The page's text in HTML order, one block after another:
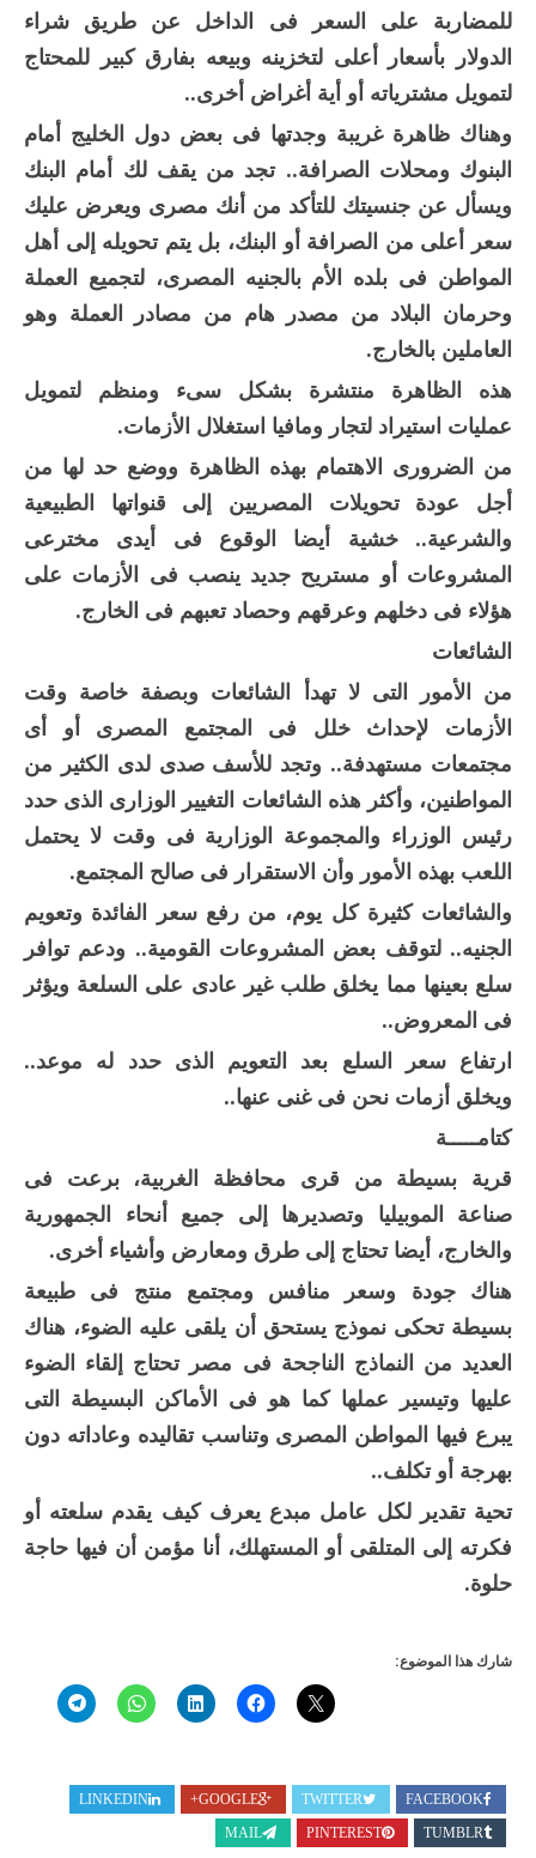
للمضاربة على السعر فى الداخل عن طريق شراء
الدولار بأسعار أعلى لتخزينه وبيعه بفارق كبير للمحتاج
لتمويل مشترياته أو أية أغراض أخرى..
وهناك ظاهرة غريبة وجدتها فى بعض دول الخليج أمام
البنوك ومحلات الصرافة.. تجد من يقف لك أمام البنك
ويسأل عن جنسيتك للتأكد من أنك مصرى ويعرض عليك
سعر أعلى من الصرافة أو البنك، بل يتم تحويله إلى أهل
المواطن فى بلده الأم بالجنيه المصرى، لتجميع العملة
وحرمان البلاد من مصدر هام من مصادر العملة وهو
العاملين بالخارج.
هذه الظاهرة منتشرة بشكل سىء ومنظم لتمويل
عمليات استيراد لتجار ومافيا استغلال الأزمات.
من الضرورى الاهتمام بهذه الظاهرة ووضع حد لها من
أجل عودة تحويلات المصريين إلى قنواتها الطبيعية
والشرعية.. خشية أيضا الوقوع فى أيدى مخترعى
المشروعات أو مستريح جديد ينصب فى الأزمات على
هؤلاء فى دخلهم وعرقهم وحصاد تعبهم فى الخارج.
الشائعات
من الأمور التى لا تهدأ الشائعات وبصفة خاصة وقت
الأزمات لإحداث خلل فى المجتمع المصرى أو أى
مجتمعات مستهدفة.. وتجد للأسف صدى لدى الكثير من
المواطنين، وأكثر هذه الشائعات التغيير الوزارى الذى حدد
رئيس الوزراء والمجموعة الوزارية فى وقت لا يحتمل
اللعب بهذه الأمور وأن الاستقرار فى صالح المجتمع.
والشائعات كثيرة كل يوم، من رفع سعر الفائدة وتعويم
الجنيه.. لتوقف بعض المشروعات القومية.. ودعم توافر
سلع بعينها مما يخلق طلب غير عادى على السلعة ويؤثر
فى المعروض..
ارتفاع سعر السلع بعد التعويم الذى حدد له موعد..
ويخلق أزمات نحن فى غنى عنها..
كتامـــــة
قرية بسيطة من قرى محافظة الغربية، برعت فى
صناعة الموبيليا وتصديرها إلى جميع أنحاء الجمهورية
والخارج، أيضا تحتاج إلى طرق ومعارض وأشياء أخرى.
هناك جودة وسعر منافس ومجتمع منتج فى طبيعة
بسيطة تحكى نموذج يستحق أن يلقى عليه الضوء، هناك
العديد من النماذج الناجحة فى مصر تحتاج إلقاء الضوء
عليها وتيسير عملها كما هو فى الأماكن البسيطة التى
يبرع فيها المواطن المصرى وتناسب تقاليده وعاداته دون
بهرجة أو تكلف..
تحية تقدير لكل عامل مبدع يعرف كيف يقدم سلعته أو
فكرته إلى المتلقى أو المستهلك، أنا مؤمن أن فيها حاجة
حلوة.
شارك هذا الموضوع:
FACEBOOK
TWITTER
GOOGLE+
LINKEDIN
TUMBLR
PINTEREST
MAIL